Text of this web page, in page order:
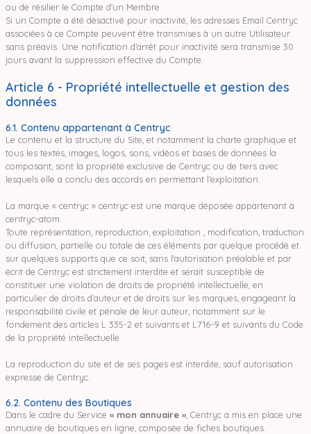
ou de résilier le Compte d'un Membre.
Si un Compte a été désactivé pour inactivité, les adresses Email Centryc
associées à ce Compte peuvent être transmises à un autre Utilisateur
sans préavis. Une notification d'arrêt pour inactivité sera transmise 30
jours avant la suppression effective du Compte.
Article 6 - Propriété intellectuelle et gestion des
données
6.1. Contenu appartenant à Centryc
Le contenu et la structure du Site, et notamment la charte graphique et
tous les textes, images, logos, sons, vidéos et bases de données la
composant, sont la propriété exclusive de Centryc ou de tiers avec
lesquels elle a conclu des accords en permettant l’exploitation.
La marque « centryc » centryc est une marque déposée appartenant à
centryc-atom.
Toute représentation, reproduction, exploitation , modification, traduction
ou diffusion, partielle ou totale de ces éléments par quelque procédé et
sur quelques supports que ce soit, sans l'autorisation préalable et par
écrit de Centryc est strictement interdite et serait susceptible de
constituer une violation de droits de propriété intellectuelle, en
particulier de droits d’auteur et de droits sur les marques, engageant la
responsabilité civile et pénale de leur auteur, notamment sur le
fondement des articles L 335-2 et suivants et L716-9 et suivants du Code
de la propriété intellectuelle.
La reproduction du site et de ses pages est interdite, sauf autorisation
expresse de Centryc.
6.2. Contenu des Boutiques
Dans le cadre du Service « mon annuaire » , Centryc a mis en place une
annuaire de boutiques en ligne, composée de fiches boutiques.